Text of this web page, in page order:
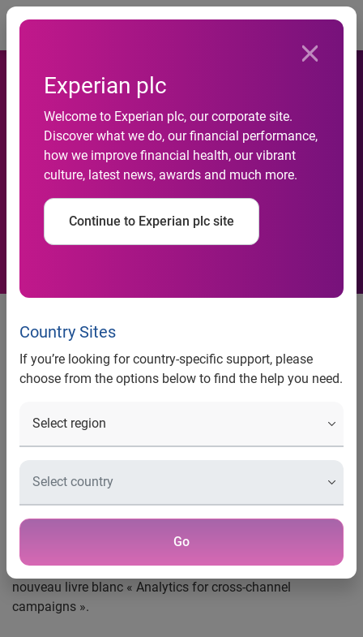
Experian plc
Welcome to Experian plc, our corporate site.
Discover what we do, our financial performance,
how we improve financial health, our vibrant
culture, latest news, awards and much more.
Continue to Experian plc site
Country Sites
If you’re looking for country-specific support, please
choose from the options below to find the help you need.
Go
L’analytics appliqué aux
campagnes de marketing
cross-canal
Experian Marketing Services
partage son nouveau livre blanc
Communiqué de Presse
L’analytics appliqué aux campagnes de marketing cross-
canal
blanc
Paris, le 29 avril 2014 –
expert mondial de la qualité des données, de la
connaissance client et du marketing cross-canal, lance son
nouveau livre blanc « Analytics for cross-channel
campaigns ».